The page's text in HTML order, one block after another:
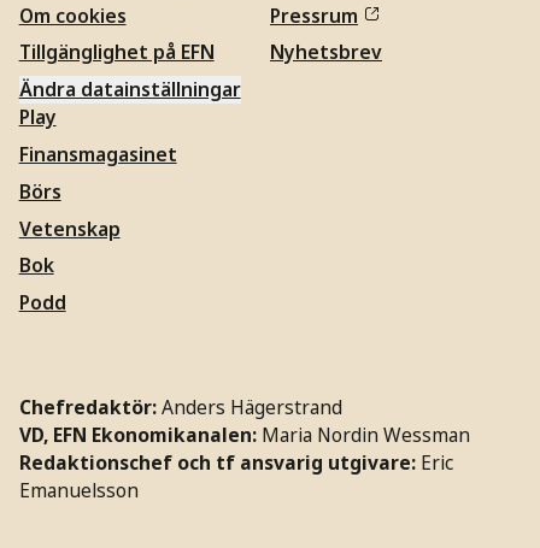
Om cookies
Tillgänglighet på EFN
Ändra datainställningar
Pressrum
Nyhetsbrev
Play
Finansmagasinet
Börs
Vetenskap
Bok
Podd
Chefredaktör:Anders Hägerstrand
VD, EFN Ekonomikanalen: Maria Nordin Wessman
Redaktionschef och tf ansvarig utgivare: Eric
Emanuelsson